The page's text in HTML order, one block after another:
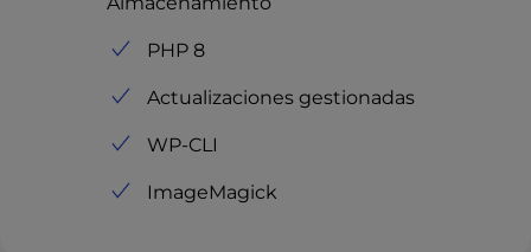
PHP 8
Actualizaciones gestionadas
WP-CLI
ImageMagick